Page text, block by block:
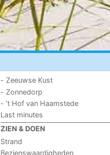
- Zeeuwse Kust
- Zonnedorp
- ’t Hof van Haamstede
Last minutes
ZIEN & DOEN
Strand
Bezienswaardigheden